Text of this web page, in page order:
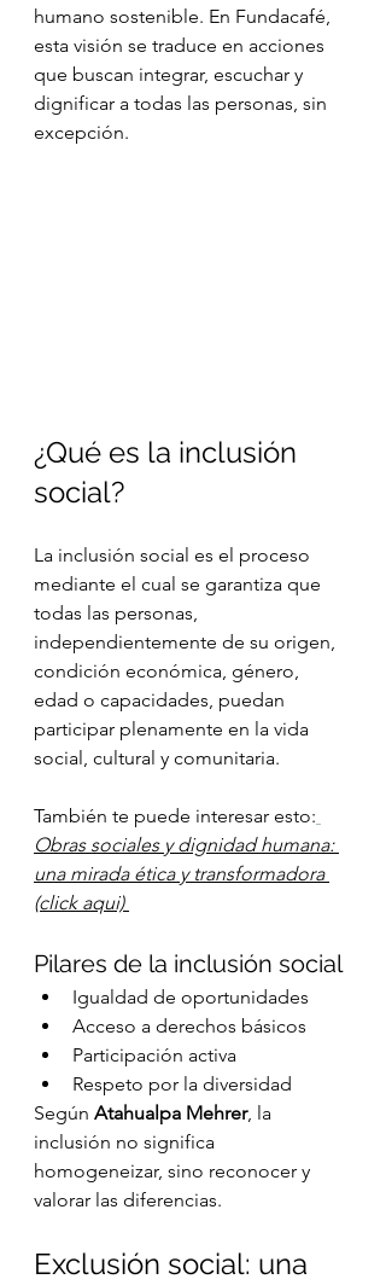
humano sostenible. En Fundacafé,
esta visión se traduce en acciones
que buscan integrar, escuchar y
dignificar a todas las personas, sin
excepción.
¿Qué es la inclusión
social?
La inclusión social es el proceso
mediante el cual se garantiza que
todas las personas,
independientemente de su origen,
condición económica, género,
edad o capacidades, puedan
participar plenamente en la vida
social, cultural y comunitaria.
También te puede interesar esto:
Obras sociales y dignidad humana:
una mirada ética y transformadora
(click aqui)
Pilares de la inclusión social
Igualdad de oportunidades
Acceso a derechos básicos
Participación activa
Respeto por la diversidad
Según Atahualpa Mehrer, la
inclusión no significa
homogeneizar, sino reconocer y
valorar las diferencias.
Exclusión social: una